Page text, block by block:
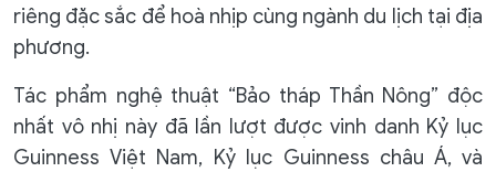
riêng đặc sắc để hoà nhịp cùng ngành du lịch tại địa
phương.
Tác phẩm nghệ thuật “Bảo tháp Thần Nông” độc
nhất vô nhị này đã lần lượt được vinh danh Kỷ lục
Guinness Việt Nam, Kỷ lục Guinness châu Á, và